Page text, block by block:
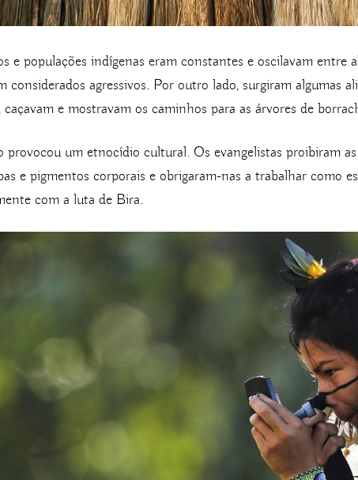
e populações indígenas eram constantes e oscilavam entre
agressivos. Por outro lado, surgiram algumas
e mostravam os caminhos para as árvores de
um etnocídio cultural. Os evangelistas proibiram
e pigmentos corporais e obrigaram-nas a trabalhar como
com a luta de Bira.